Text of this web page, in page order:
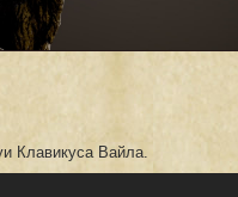
Клавикуса Вайла.